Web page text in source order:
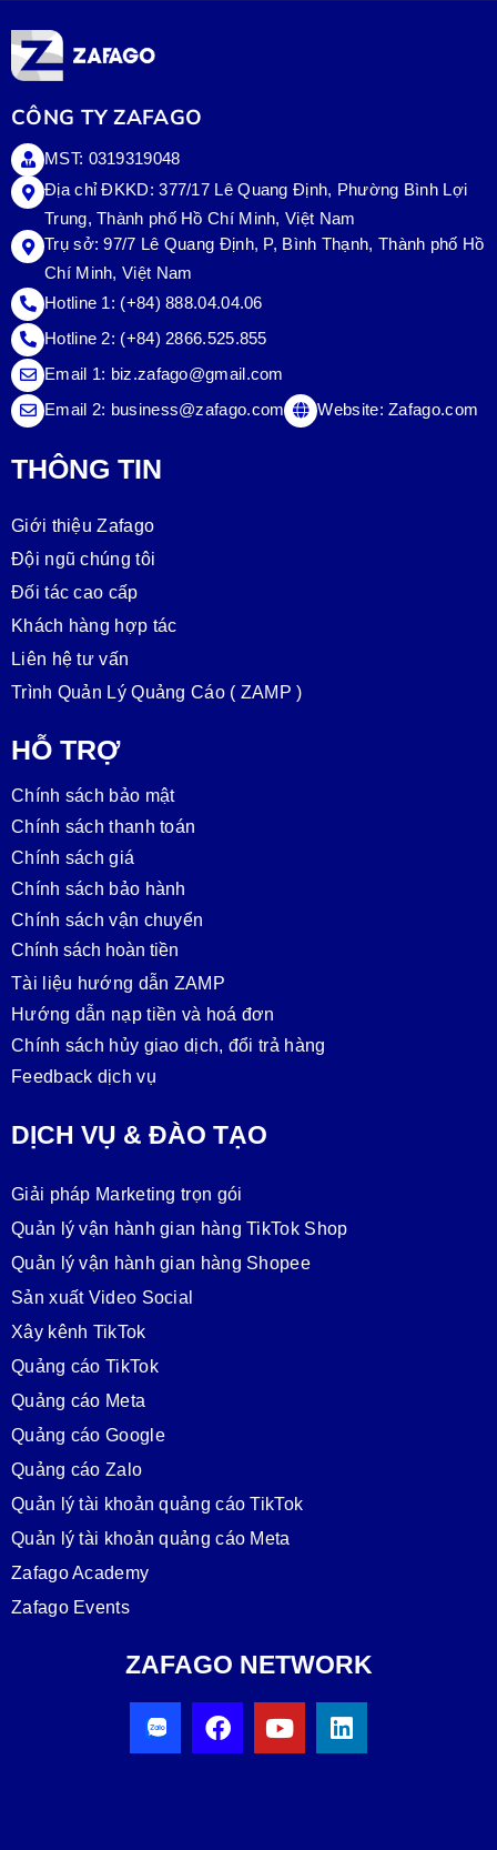
CÔNG TY ZAFAGO
MST: 0319319048
Địa chỉ ĐKKD: 377/17 Lê Quang Định, Phường Bình Lợi
Trung, Thành phố Hồ Chí Minh, Việt Nam
Trụ sở:97/7 Lê Quang Định, P, Bình Thạnh, Thành phố Hồ
Chí Minh, Việt Nam
Hotline 1: (+84) 888.04.04.06
Hotline 2: (+84) 2866.525.855
Email 1: biz.zafago@gmail.com
Email 2: business@zafago.com Website:Zafago.com
THÔNG TIN
Giới thiệu Zafago
Đội ngũ chúng tôi
Đối tác cao cấp
Khách hàng hợp tác
Liên hệ tư vấn
Trình Quản Lý Quảng Cáo ( ZAMP )
HỖ TRỢ
Chính sách bảo mật
Chính sách thanh toán
Chính sách giá
Chính sách bảo hành
Chính sách vận chuyển
Chính sách hoàn tiền
Tài liệu hướng dẫn ZAMP
Hướng dẫn nạp tiền và hoá đơn
Chính sách hủy giao dịch, đổi trả hàng
Feedback dịch vụ
DỊCH VỤ & ĐÀO TẠO
Giải pháp Marketing trọn gói
Quản lý vận hành gian hàng TikTok Shop
Quản lý vận hành gian hàng Shopee
Sản xuất Video Social
Xây kênh TikTok
Quảng cáo TikTok
Quảng cáo Meta
Quảng cáo Google
Quảng cáo Zalo
Quản lý tài khoản quảng cáo TikTok
Quản lý tài khoản quảng cáo Meta
Zafago Academy
Zafago Events
ZAFAGO NETWORK